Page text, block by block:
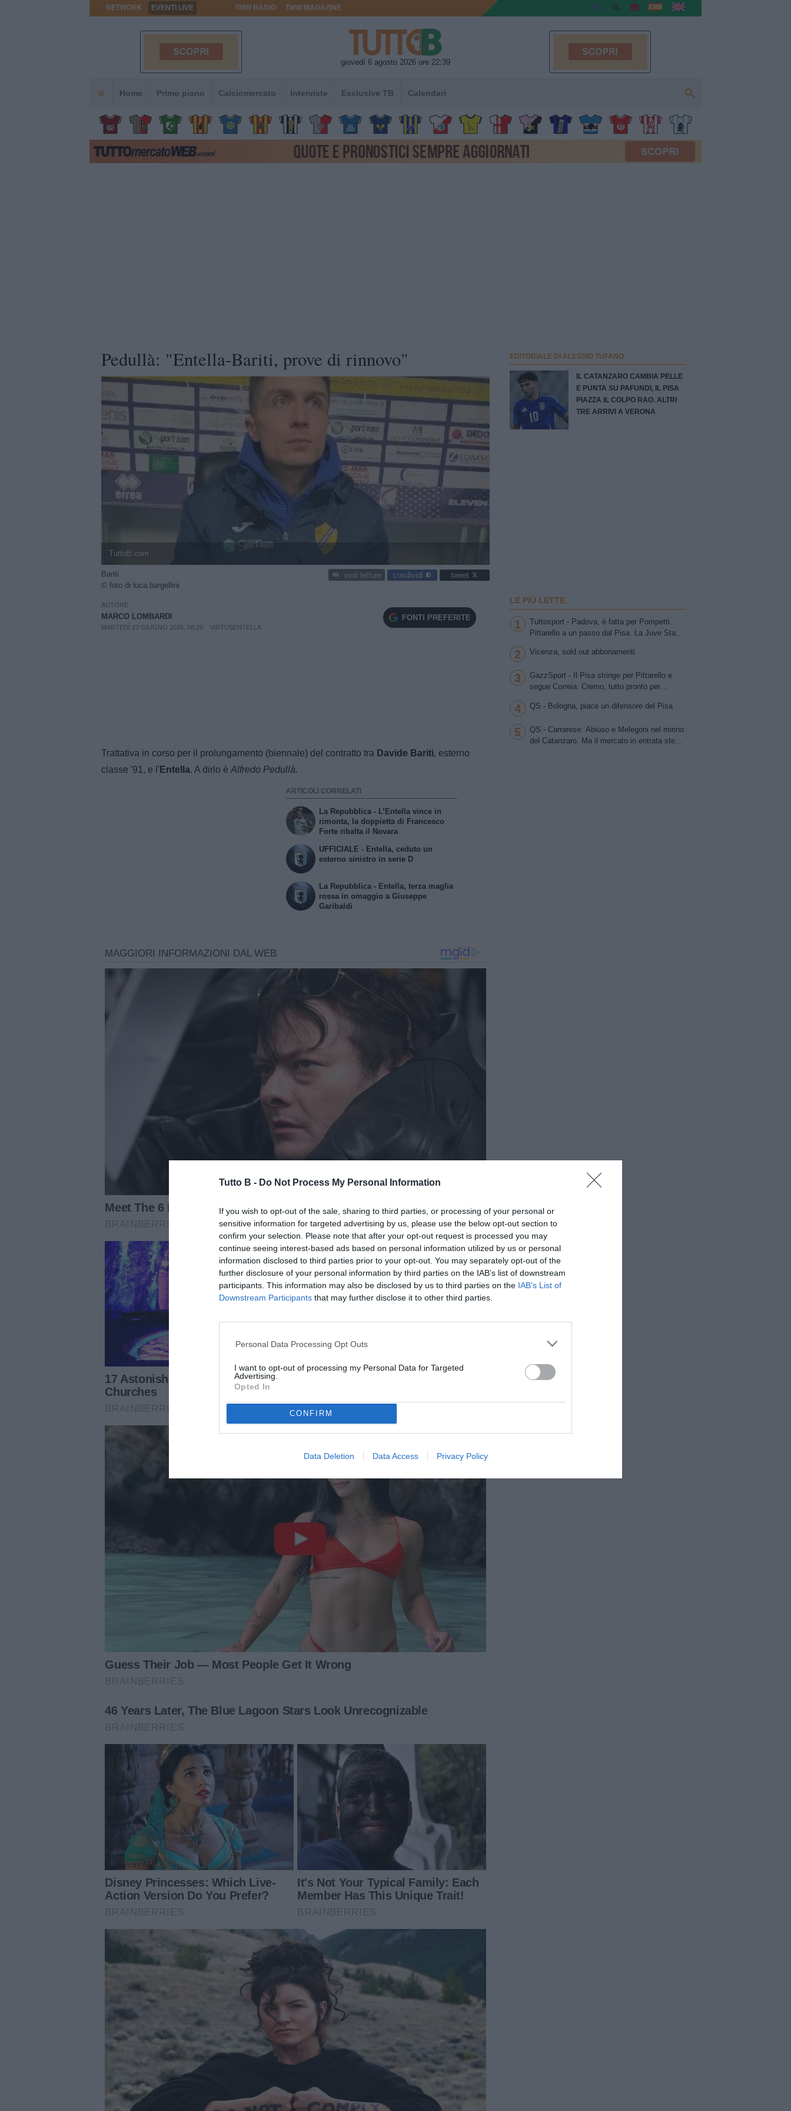
Tutto B - Do Not Process My Personal Information
If you wish to opt-out of the sale, sharing to third parties, or processing of your personal or
sensitive information for targeted advertising by us, please use the below opt-out section to
confirm your selection. Please note that after your opt-out request is processed you may
continue seeing interest-based ads based on personal information utilized by us or personal
information disclosed to third parties prior to your opt-out. You may separately opt-out of the
further disclosure of your personal information by third parties on the IAB’s list of downstream
participants. This information may also be disclosed by us to third parties on the IAB’s List of
Downstream Participants that may further disclose it to other third parties.
Personal Data Processing Opt Outs
I want to opt-out of processing my Personal Data for Targeted
Advertising.
Opted In
CONFIRM
Data Deletion Data Access Privacy Policy
NETWORK EVENTI LIVE TMW RADIO TMW MAGAZINE
giovedì 6 agosto 2026 ore 22:39
Home Primo piano Calciomercato Interviste Esclusive TB Calendari
Pedullà: "Entella-Bariti, prove di rinnovo"
TuttoB.com
Bariti
© foto di luca.bargellini
vedi letture condividi tweet
AUTORE
MARCO LOMBARDI
MARTEDÌ 23 GIUGNO 2026, 08:29 VIRTUSENTELLA
FONTI PREFERITE
Trattativa in corso per il prolungamento (biennale) del contratto tra Davide Bariti, esterno
classe '91, e l' Entella. A dirlo è Alfredo Pedullà.
ARTICOLI CORRELATI
La Repubblica - L’Entella vince in
rimonta, la doppietta di Francesco
Forte ribalta il Novara
UFFICIALE - Entella, ceduto un
esterno sinistro in serie D
La Repubblica - Entella, terza maglia
rossa in omaggio a Giuseppe
Garibaldi
EDITORIALE DI ALESSIO TUFANO
IL CATANZARO CAMBIA PELLE
E PUNTA SU PAFUNDI, IL PISA
PIAZZA IL COLPO RAO. ALTRI
TRE ARRIVI A VERONA
LE PIÙ LETTE
1
Tuttosport - Padova, è fatta per Pompetti.
Pittarello a un passo dal Pisa. La Juve Stabia
per la trequarti uno tra Chipperfield e Girma.
idea Antonini
2 Vicenza, sold out abbonamenti
3
GazzSport - Il Pisa stringe per Pittarello e
segue Correia. Cremo, tutto pronto per
portiere Vindahl
4 QS - Bologna, piace un difensore del Pisa
5
QS - Carrarese: Abiuso e Melegoni nel mirino
del Catanzaro. Ma il mercato in entrata stenta